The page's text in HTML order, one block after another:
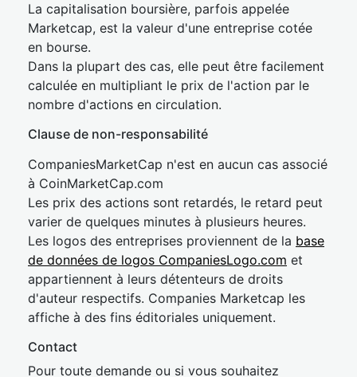
La capitalisation boursière, parfois appelée
Marketcap, est la valeur d'une entreprise cotée
en bourse.
Dans la plupart des cas, elle peut être facilement
calculée en multipliant le prix de l'action par le
nombre d'actions en circulation.
Clause de non-responsabilité
CompaniesMarketCap n'est en aucun cas associé
à CoinMarketCap.com
Les prix des actions sont retardés, le retard peut
varier de quelques minutes à plusieurs heures.
Les logos des entreprises proviennent de la base
de données de logos CompaniesLogo.com et
appartiennent à leurs détenteurs de droits
d'auteur respectifs. Companies Marketcap les
affiche à des fins éditoriales uniquement.
Contact
Pour toute demande ou si vous souhaitez